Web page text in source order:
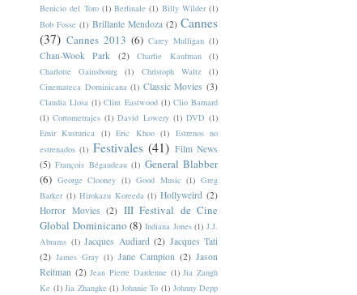
Benicio del Toro (1) Berlinale (1) Billy Wilder (1)
Bob Fosse (1) Brillante Mendoza (2) Cannes
(37) Cannes 2013 (6) Carey Mulligan (1)
Chan-Wook Park (2) Charlie Kaufman
(1)
Charlotte Gainsbourg
(1) Christoph Waltz
(1)
Cinemateca Dominicana (1) Classic Movies (3)
Claudia Llosa (1) Clint Eastwood (1) Clio Barnard
(1) Cortometrajes (1) David Lowery (1) DVD (1)
Emir Kusturica (1) Eric Khoo (1) Estrenos no
estrenados (1) Festivales (41) Film News
(5) François Bégaudeau (1) General Blabber
(6) George Clooney (1) Good Music (1) Greg
Barker (1) Hirokazu Koreeda (1) Hollyweird (2)
Horror Movies (2) III Festival de Cine
Global Dominicano (8) Indiana Jones (1) J.J.
Abrams (1) Jacques Audiard (2) Jacques Tati
(2) James Gray (1) Jane Campion (2) Jason
Reitman (2) Jean Pierre Dardenne (1) Jia Zangh
Ke (1) Jia Zhangke (1) Johnnie To (1) Johnny Depp